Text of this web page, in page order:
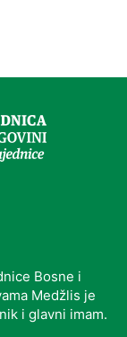
Bosne i
Medžlis je
i glavni imam.